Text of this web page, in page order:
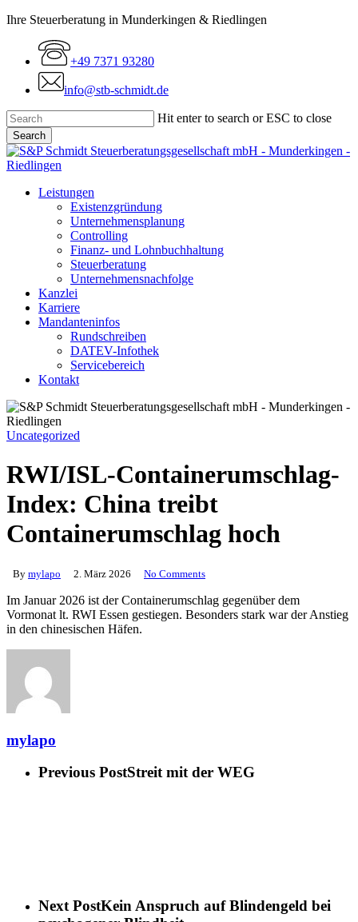
Skip
content
Ihre Steuerberatung in Munderkingen & Riedlingen
+49 7371 93280
info@stb-schmidt.de
Hit enter to search or ESC to close
Search
Close
Search
Menu
Leistungen
Existenzgründung
Unternehmensplanung
Controlling
Finanz- und Lohnbuchhaltung
Steuerberatung
Unternehmensnachfolge
Kanzlei
Karriere
Mandanteninfos
Rundschreiben
DATEV-Infothek
Servicebereich
Kontakt
Uncategorized
RWI/ISL-Containerumschlag-
Index: China treibt
Containerumschlag hoch
By mylapo 2. März 2026 No Comments
Im Januar 2026 ist der Containerumschlag gegenüber dem
Vormonat lt. RWI Essen gestiegen. Besonders stark war der Anstieg
in den chinesischen Häfen.
mylapo
Previous PostStreit mit der WEG
Next PostKein Anspruch auf Blindengeld bei